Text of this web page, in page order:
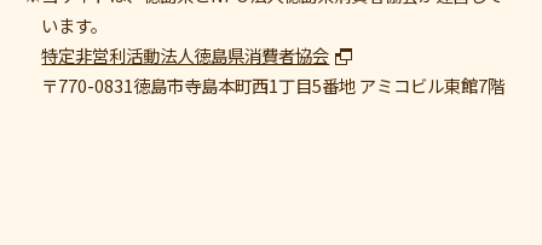
います。
特定非営利活動法人徳島県消費者協会
〒770-0831徳島市寺島本町西1丁目5番地 アミコビル東館7階